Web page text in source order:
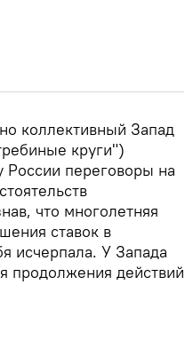
коллективный Запад
круги")
переговоры на
что многолетняя
ставок в
исчерпала. У Запада
продолжения действий